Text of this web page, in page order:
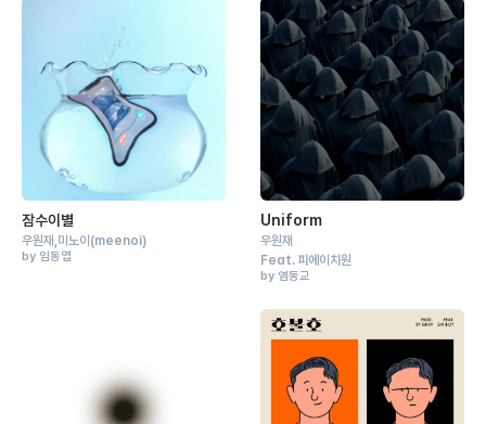
잠수이별
우원재 미노이 (meenoi)
by 임동엽
Uniform
우원재
Feat. 피에이치원
by 염동교